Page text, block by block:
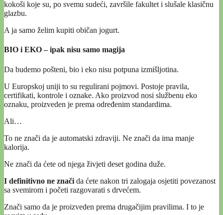
kokoši koje su, po svemu sudeći, završile fakultet i slušale klasičnu
glazbu.
A ja samo želim kupiti običan jogurt.
BIO i EKO – ipak nisu samo magija
Da budemo pošteni, bio i eko nisu potpuna izmišljotina.
U Europskoj uniji to su regulirani pojmovi. Postoje pravila,
certifikati, kontrole i oznake. Ako proizvod nosi službenu eko
oznaku, proizveden je prema određenim standardima.
Ali…
To ne znači da je automatski zdraviji. Ne znači da ima manje
kalorija.
Ne znači da ćete od njega živjeti deset godina duže.
I definitivno ne znači da ćete nakon tri zalogaja osjetiti povezanost
sa svemirom i početi razgovarati s drvećem.
Znači samo da je proizveden prema drugačijim pravilima. I to je